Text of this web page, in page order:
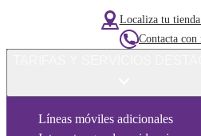
Localiza tu tienda
Contacta con
Líneas móviles adicionales